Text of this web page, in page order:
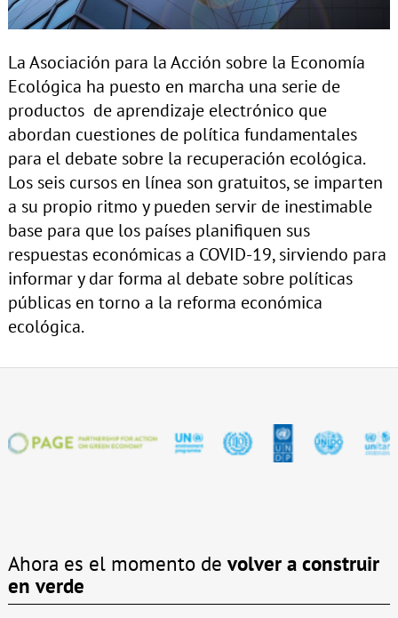
La Asociación para la Acción sobre la Economía
Ecológica ha puesto en marcha una serie de
productos de aprendizaje electrónico que
abordan cuestiones de política fundamentales
para el debate sobre la recuperación ecológica.
Los seis cursos en línea son gratuitos, se imparten
a su propio ritmo y pueden servir de inestimable
base para que los países planifiquen sus
respuestas económicas a COVID-19, sirviendo para
informar y dar forma al debate sobre políticas
públicas en torno a la reforma económica
ecológica.
Ahora es el momento devolver a construir
en verde